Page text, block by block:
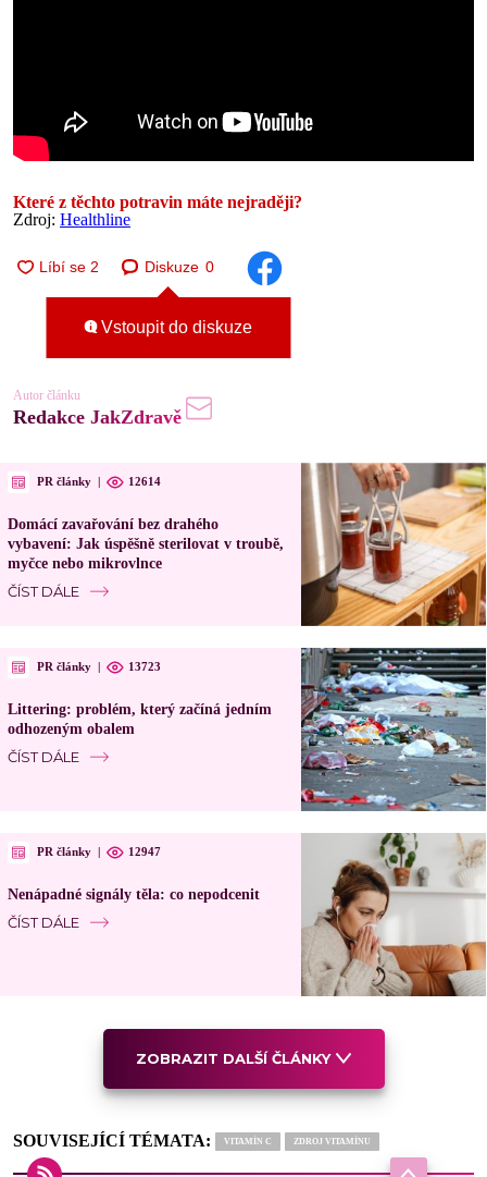
Které z těchto potravin máte nejraději?
Zdroj: Healthline
Diskuze 0
Vstoupit do diskuze
Autor článku
Redakce JakZdravě
PR články | 12614
Domácí zavařování bez drahého
vybavení: Jak úspěšně sterilovat v troubě,
myčce nebo mikrovlnce
ČÍST DÁLE
PR články | 13723
Littering: problém, který začíná jedním
odhozeným obalem
ČÍST DÁLE
PR články | 12947
Nenápadné signály těla: co nepodcenit
ČÍST DÁLE
ZOBRAZIT DALŠÍ ČLÁNKY
SOUVISEJÍCÍ TÉMATA: VITAMÍN C ZDROJ VITAMÍNU